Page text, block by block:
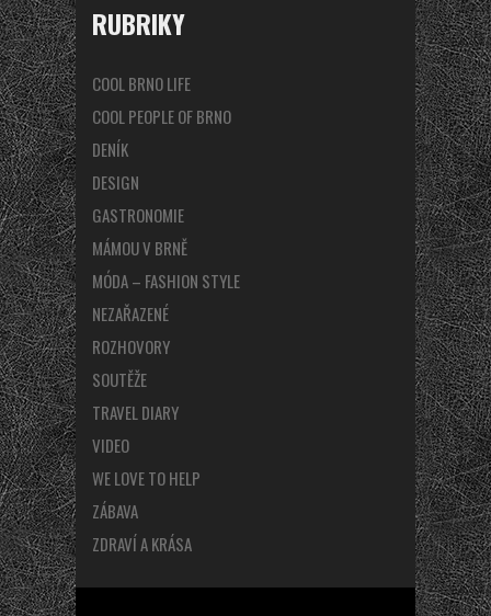
RUBRIKY
COOL BRNO LIFE
COOL PEOPLE OF BRNO
DENÍK
DESIGN
GASTRONOMIE
MÁMOU V BRNĚ
MÓDA – FASHION STYLE
NEZAŘAZENÉ
ROZHOVORY
SOUTĚŽE
TRAVEL DIARY
VIDEO
WE LOVE TO HELP
ZÁBAVA
ZDRAVÍ A KRÁSA